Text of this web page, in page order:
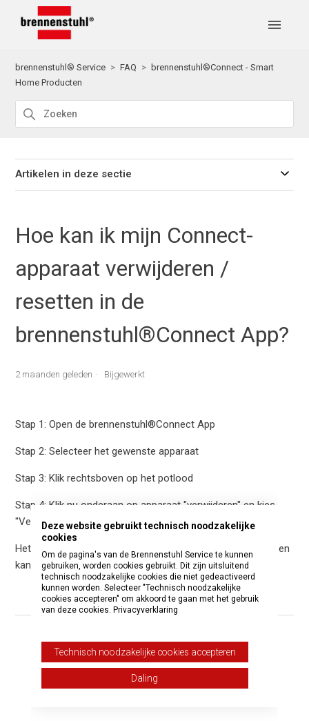
brennenstuhl® Service FAQ
brennenstuhl®Connect - Smart
Home Producten
Artikelen in deze sectie
Hoe kan ik mijn Connect-
apparaat verwijderen /
resetten in de
brennenstuhl®Connect App?
2 maanden geleden Bijgewerkt
Stap 1: Open de brennenstuhl®Connect App
Stap 2: Selecteer het gewenste apparaat
Stap 3: Klik rechtsboven op het potlood
Stap 4: Klik nu onderaan op apparaat "verwijderen" en kies
"Verbreek de verbinding en verwijder alle gegevens".
Het apparaat is nu teruggezet naar de fabrieksinstellingen en
kan vervolgens weer normaal worden toegevoegd.
Was dit artikel nuttig?
Ja Nee
Deze website gebruikt technisch noodzakelijke
cookies
Om de pagina's van de Brennenstuhl Service te kunnen
gebruiken, worden cookies gebruikt. Dit zijn uitsluitend
technisch noodzakelijke cookies die niet gedeactiveerd
kunnen worden. Selecteer "Technisch noodzakelijke
cookies accepteren" om akkoord te gaan met het gebruik
van deze cookies. Privacyverklaring
Technisch noodzakelijke cookies accepteren
Daling